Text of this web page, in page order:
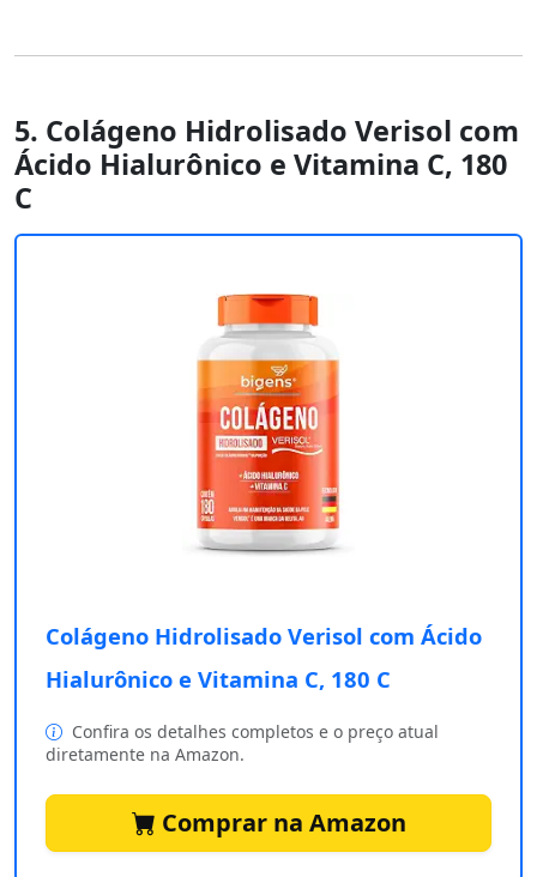
5. Colágeno Hidrolisado Verisol com
Ácido Hialurônico e Vitamina C, 180
C
Colágeno Hidrolisado Verisol com Ácido
Hialurônico e Vitamina C, 180 C
Confira os detalhes completos e o preço atual
diretamente na Amazon.
Comprar na Amazon